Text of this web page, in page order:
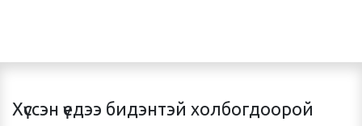
Хүссэн үедээ бидэнтэй холбогдоорой